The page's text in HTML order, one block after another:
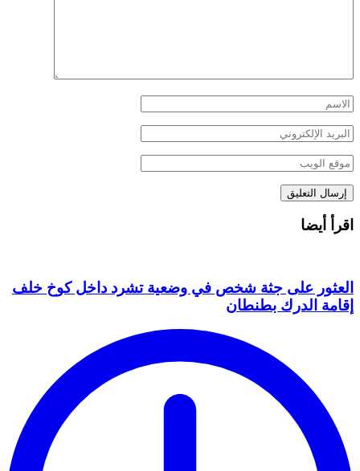
اقرأ أيضا
العثور على جثة شخص في وضعية تشرد داخل كوخ خلف
إقامة الدرك بطنطان